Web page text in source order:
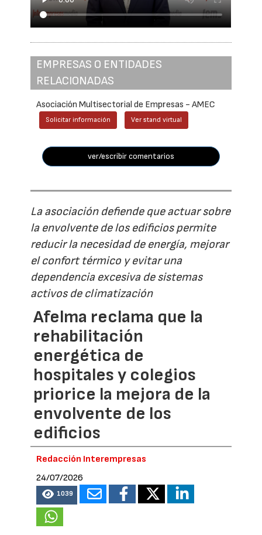
EMPRESAS O ENTIDADES
RELACIONADAS
Asociación Multisectorial de Empresas - AMEC
Solicitar información Ver stand virtual
ver/escribir comentarios
La asociación defiende que actuar sobre
la envolvente de los edificios permite
reducir la necesidad de energía, mejorar
el confort térmico y evitar una
dependencia excesiva de sistemas
activos de climatización
Afelma reclama que la
rehabilitación
energética de
hospitales y colegios
priorice la mejora de la
envolvente de los
edificios
Redacción Interempresas
24/07/2026
1039